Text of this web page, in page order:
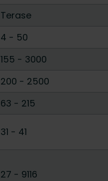
Terase
4 - 50
155 - 3000
200 - 2500
63 - 215
31 - 41
27 - 9116